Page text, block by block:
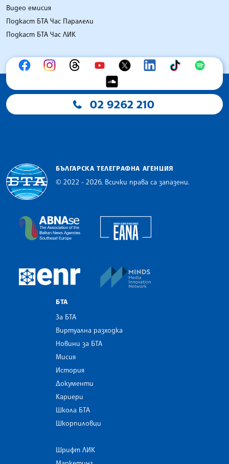
Видео емисия
Подкаст БТА Час Паралели
Подкаст БТА Час ЛИК
02 9262 210
БЪЛГАРСКА ТЕЛЕГРАФНА АГЕНЦИЯ
© 2022 - 2026, Всички права са запазени.
The Assocoation of the Balkan News Agencies
European Newsroom
БТА
За БТА
Виртуална разходка
Новини за БТА
Мисия
История
Документи
Кариери
Школа БТА
Шкорпиловци
Шрифт ЛИК